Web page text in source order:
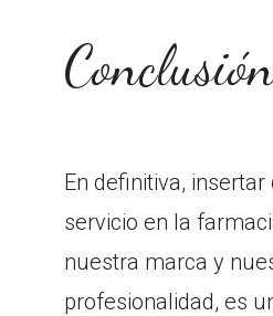
En definitiva,
servicio en la
nuestra marca y
profesionalidad, es